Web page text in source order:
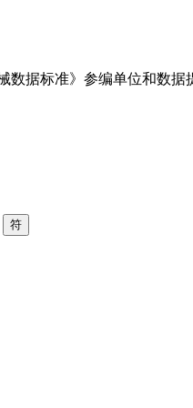
数据标准》参编单位和数据